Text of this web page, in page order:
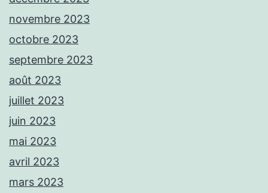
novembre 2023
octobre 2023
septembre 2023
août 2023
juillet 2023
juin 2023
mai 2023
avril 2023
mars 2023